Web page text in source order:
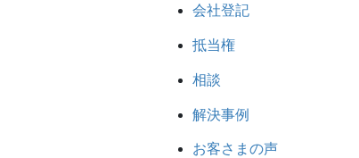
会社登記
抵当権
相談
解決事例
お客さまの声